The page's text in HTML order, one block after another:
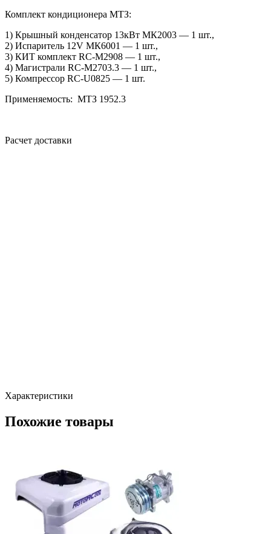
Комплект кондиционера МТЗ:
1) Крышный конденсатор 13кВт МК2003 — 1 шт.,
2) Испаритель 12V МК6001 — 1 шт.,
3) КИТ комплект RC-M2908 — 1 шт.,
4) Магистрали RC-M2703.3 — 1 шт.,
5) Компрессор RC-U0825 — 1 шт.
Применяемость: МТЗ 1952.3
Расчет доставки
Характеристики
Похожие товары